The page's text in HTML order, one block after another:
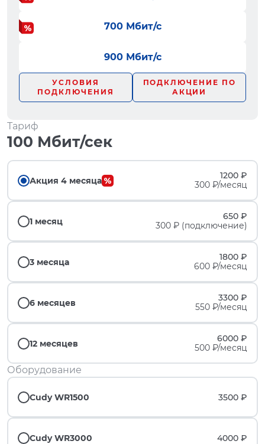
700 Мбит/с
900 Мбит/с
УСЛОВИЯ
ПОДКЛЮЧЕНИЯ
ПОДКЛЮЧЕНИЕ ПО
АКЦИИ
Тариф
100 Мбит/сек
Акция 4 месяца
1200 ₽
300 ₽/месяц
1 месяц
650 ₽
300 ₽ (подключение)
3 месяца
1800 ₽
600 ₽/месяц
6 месяцев
3300 ₽
550 ₽/месяц
12 месяцев
6000 ₽
500 ₽/месяц
Оборудование
Cudy WR1500 3500 ₽
Cudy WR3000 4000 ₽